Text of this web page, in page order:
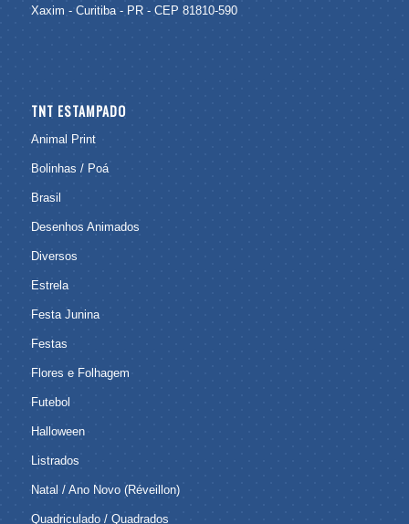
Xaxim - Curitiba - PR - CEP 81810-590
TNT ESTAMPADO
Animal Print
Bolinhas / Poá
Brasil
Desenhos Animados
Diversos
Estrela
Festa Junina
Festas
Flores e Folhagem
Futebol
Halloween
Listrados
Natal / Ano Novo (Réveillon)
Quadriculado / Quadrados